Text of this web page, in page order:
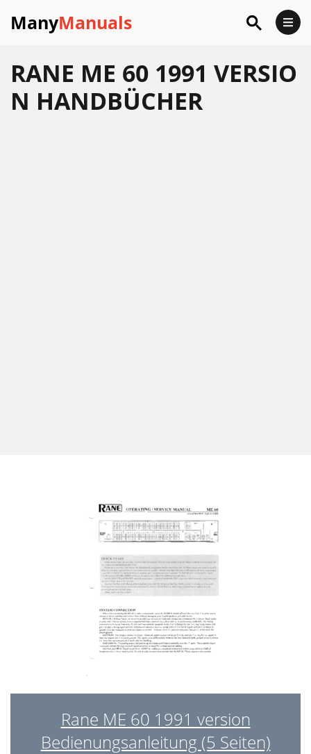
ManyManuals
RANE ME 60 1991 VERSIO
N HANDBÜCHER
Rane ME 60 1991 version
Bedienungsanleitung (5 Seiten)